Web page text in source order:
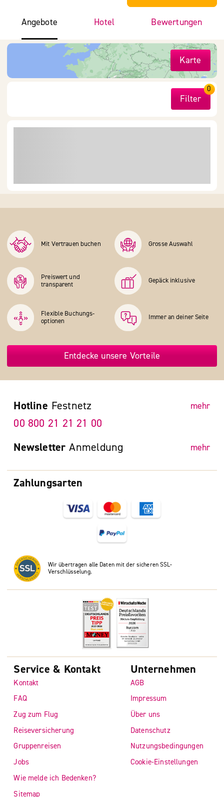
Angebote Hotel Bewertungen
Karte
Filter
0
Mit Vertrauen buchen Grosse Auswahl
Preiswert und
transparent
Gepäck inklusive
Flexible Buchungs­
optionen
Immer an deiner Seite
Entdecke unsere Vorteile
Zahlungsarten
Wir übertragen alle Daten mit der sicheren SSL-
Verschlüsselung.
Hotline Festnetz mehr
00 800 21 21 21 00
Newsletter Anmeldung mehr
Service & Kontakt
Kontakt
FAQ
Zug zum Flug
Reiseversicherung
Gruppenreisen
Jobs
Wie melde ich Bedenken?
Sitemap
Unternehmen
AGB
Impressum
Über uns
Datenschutz
Nutzungsbedingungen
Cookie-Einstellungen